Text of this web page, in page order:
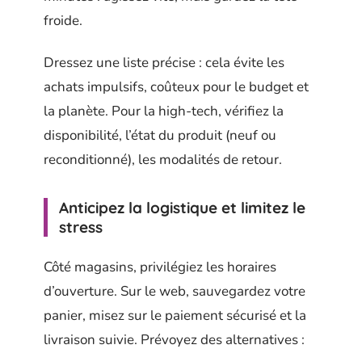
froide.
Dressez une liste précise : cela évite les
achats impulsifs, coûteux pour le budget et
la planète. Pour la high-tech, vérifiez la
disponibilité, l’état du produit (neuf ou
reconditionné), les modalités de retour.
Anticipez la logistique et limitez le
stress
Côté magasins, privilégiez les horaires
d’ouverture. Sur le web, sauvegardez votre
panier, misez sur le paiement sécurisé et la
livraison suivie. Prévoyez des alternatives :